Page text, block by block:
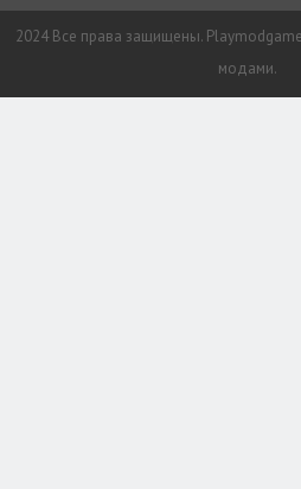
2024 Все права защищены.
модами.